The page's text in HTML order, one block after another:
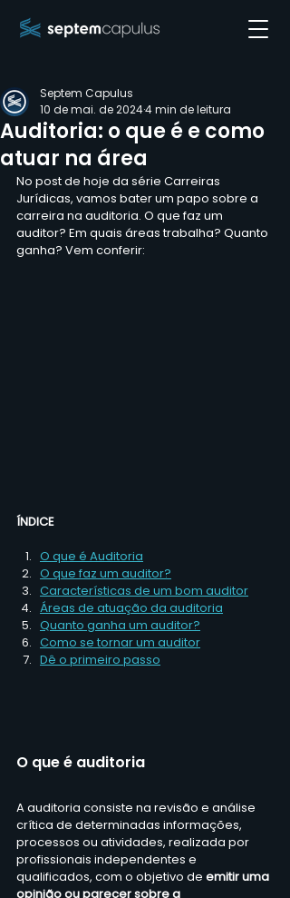
Auditoria: o que é e como
atuar na área
Septem Capulus
10 de mai. de 20244 min de leitura
No post de hoje da série Carreiras
Jurídicas, vamos bater um papo sobre a
carreira na auditoria. O que faz um
auditor? Em quais áreas trabalha? Quanto
ganha? Vem conferir:
ÍNDICE
O que é Auditoria
O que faz um auditor?
Características de um bom auditor
Áreas de atuação da auditoria
Quanto ganha um auditor?
Como se tornar um auditor
Dê o primeiro passo
O que é auditoria
A auditoria consiste na revisão e análise
crítica de determinadas informações,
processos ou atividades, realizada por
profissionais independentes e
qualificados, com o objetivo de emitir uma
opinião ou parecer sobre a